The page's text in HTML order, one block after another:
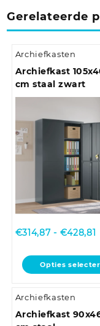
Gerelateerde
Archiefkasten
Archiefkast
cm staal zwart
€314,87 - €428,81
Opties
Dit
product
meerdere
variaties.
Archiefkasten
Archiefkast